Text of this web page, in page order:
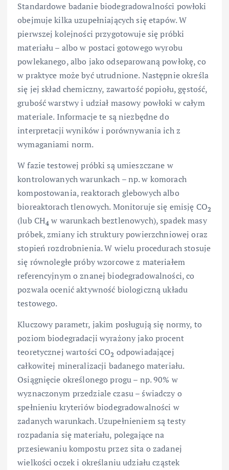
Standardowe badanie biodegradowalności powłoki
obejmuje kilka uzupełniających się etapów. W
pierwszej kolejności przygotowuje się próbki
materiału – albo w postaci gotowego wyrobu
powlekanego, albo jako odseparowaną powłokę, co
w praktyce może być utrudnione. Następnie określa
się jej skład chemiczny, zawartość popiołu, gęstość,
grubość warstwy i udział masowy powłoki w całym
materiale. Informacje te są niezbędne do
interpretacji wyników i porównywania ich z
wymaganiami norm.
W fazie testowej próbki są umieszczane w
kontrolowanych warunkach – np. w komorach
kompostowania, reaktorach glebowych albo
bioreaktorach tlenowych. Monitoruje się emisję CO2
(lub CH4 w warunkach beztlenowych), spadek masy
próbek, zmiany ich struktury powierzchniowej oraz
stopień rozdrobnienia. W wielu procedurach stosuje
się równoległe próby wzorcowe z materiałem
referencyjnym o znanej biodegradowalności, co
pozwala ocenić aktywność biologiczną układu
testowego.
Kluczowy parametr, jakim posługują się normy, to
poziom biodegradacji wyrażony jako procent
teoretycznej wartości CO2 odpowiadającej
całkowitej mineralizacji badanego materiału.
Osiągnięcie określonego progu – np. 90% w
wyznaczonym przedziale czasu – świadczy o
spełnieniu kryteriów biodegradowalności w
zadanych warunkach. Uzupełnieniem są testy
rozpadania się materiału, polegające na
przesiewaniu kompostu przez sita o zadanej
wielkości oczek i określaniu udziału cząstek